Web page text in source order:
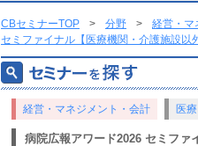
CBセミナーTOP > 分野 >
経営・マ
セミファイナル【医療機関・介護施設以
経営・マネジメント・会計 医療
病院広報アワード2026 セミファ